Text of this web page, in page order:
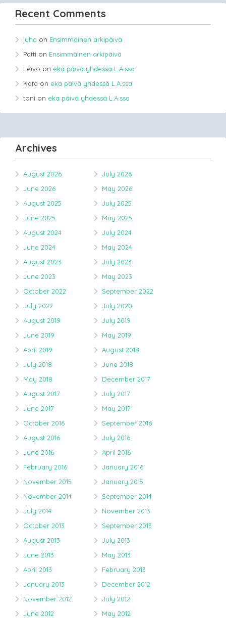
Recent Comments
juha on Ensimmäinen arkipäivä
Patti on Ensimmäinen arkipäivä
Leivo on eka päivä yhdessä L.A.ssa
Kata on eka päivä yhdessä L.A.ssa
toni on eka päivä yhdessä L.A.ssa
Archives
August 2026
July 2026
June 2026
May 2026
August 2025
July 2025
June 2025
May 2025
August 2024
July 2024
June 2024
May 2024
August 2023
July 2023
June 2023
May 2023
October 2022
September 2022
July 2022
July 2020
August 2019
July 2019
June 2019
May 2019
April 2019
August 2018
July 2018
June 2018
May 2018
December 2017
August 2017
July 2017
June 2017
May 2017
October 2016
September 2016
August 2016
July 2016
June 2016
April 2016
February 2016
January 2016
November 2015
January 2015
November 2014
September 2014
July 2014
November 2013
October 2013
September 2013
August 2013
July 2013
June 2013
May 2013
April 2013
February 2013
January 2013
December 2012
November 2012
July 2012
June 2012
May 2012